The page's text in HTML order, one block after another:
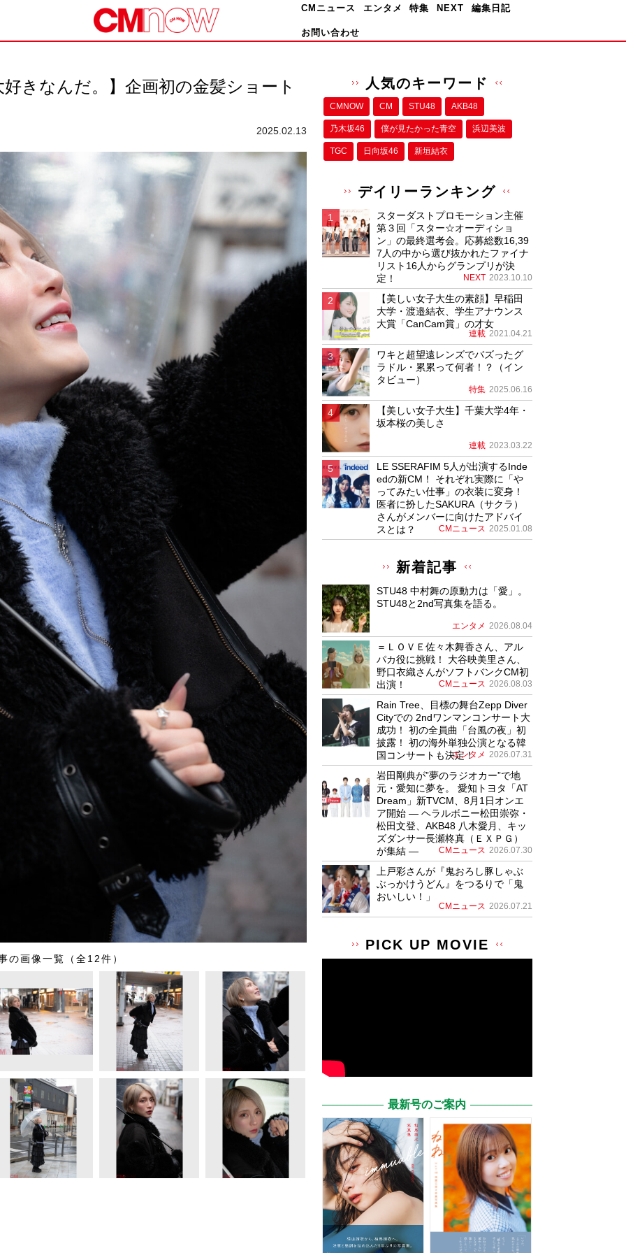
CMニュース エンタメ 特集 NEXT 編集日記
お問い合わせ
きなんだ。】企画初の金髪ショート
2025.02.13
の画像一覧（全12件）
人気のキーワード
CMNOW CM STU48 AKB48
乃木坂46 僕が⾒たかった⻘空 浜辺美波
TGC 日向坂46 新垣結衣
デイリーランキング
スターダストプロモーション主催
第３回「スター☆オーディショ
ン」の最終選考会。応募総数16,39
7人の中から選び抜かれたファイナ
リスト16人からグランプリが決
定！
NEXT 2023.10.10
【美しい女子大生の素顔】早稲田
大学・渡邉結衣、学生アナウンス
大賞「CanCam賞」の才女
連載 2021.04.21
ワキと超望遠レンズでバズったグ
ラドル・累累って何者！？（イン
タビュー）
特集 2025.06.16
【美しい女子大生】千葉大学4年・
坂本桜の美しさ
連載 2023.03.22
LE SSERAFIM 5人が出演するInde
edの新CM！ それぞれ実際に「や
ってみたい仕事」の衣装に変身！
医者に扮したSAKURA（サクラ）
さんがメンバーに向けたアドバイ
スとは？
CMニュース 2025.01.08
新着記事
STU48 中村舞の原動力は「愛」。
STU48と2nd写真集を語る。
エンタメ 2026.08.04
＝ＬＯＶＥ佐々木舞香さん、アル
パカ役に挑戦！ 大谷映美里さん、
野口衣織さんがソフトバンクCM初
出演！
CMニュース 2026.08.03
Rain Tree、目標の舞台Zepp Diver
Cityでの 2ndワンマンコンサート大
成功！ 初の全員曲「台風の夜」初
披露！ 初の海外単独公演となる韓
国コンサートも決定！
エンタメ 2026.07.31
岩田剛典が”夢のラジオカー”で地
元・愛知に夢を。 愛知トヨタ「AT
Dream」新TVCM、8月1日オンエ
ア開始 ― ヘラルボニー松田崇弥・
松田文登、AKB48 八木愛月、キッ
ズダンサー長瀬柊真（ＥＸＰＧ）
が集結 ―
CMニュース 2026.07.30
上戸彩さんが『鬼おろし豚しゃぶ
ぶっかけうどん』をつるりで「鬼
おいしい！」
CMニュース 2026.07.21
PICK UP MOVIE
最新号のご案内